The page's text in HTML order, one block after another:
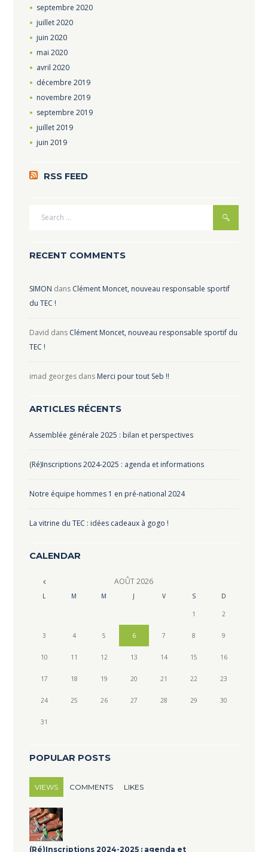
septembre 2020
juillet2020
juin 2020
mai 2020
avril 2020
décembre 2019
novembre 2019
septembre 2019
juillet2019
juin 2019
RSS FEED
RECENT COMMENTS
SIMON dans Clément Moncet, nouveau responsable sportif
du TEC !
David dans Clément Moncet, nouveau responsable sportif du
TEC !
imad georgesdans Merci pour tout Seb !!
ARTICLES RÉCENTS
Assemblée générale 2025 : bilan et perspectives
(Ré)Inscriptions 2024-2025 : agenda et informations
Notre équipe hommes 1 en pré-national 2024
La vitrine du TEC : idées cadeaux à gogo !
CALENDAR
AOÛT2026
L M M J V S D
1 2
3 4 5 6 7 8 9
10 11 12 13 14 15 16
17 18 19 20 21 22 23
24 25 26 27 28 29 30
31
POPULAR POSTS
VIEWS COMMENTS LIKES
(Ré)Inscriptions 2024-2025 : agenda et